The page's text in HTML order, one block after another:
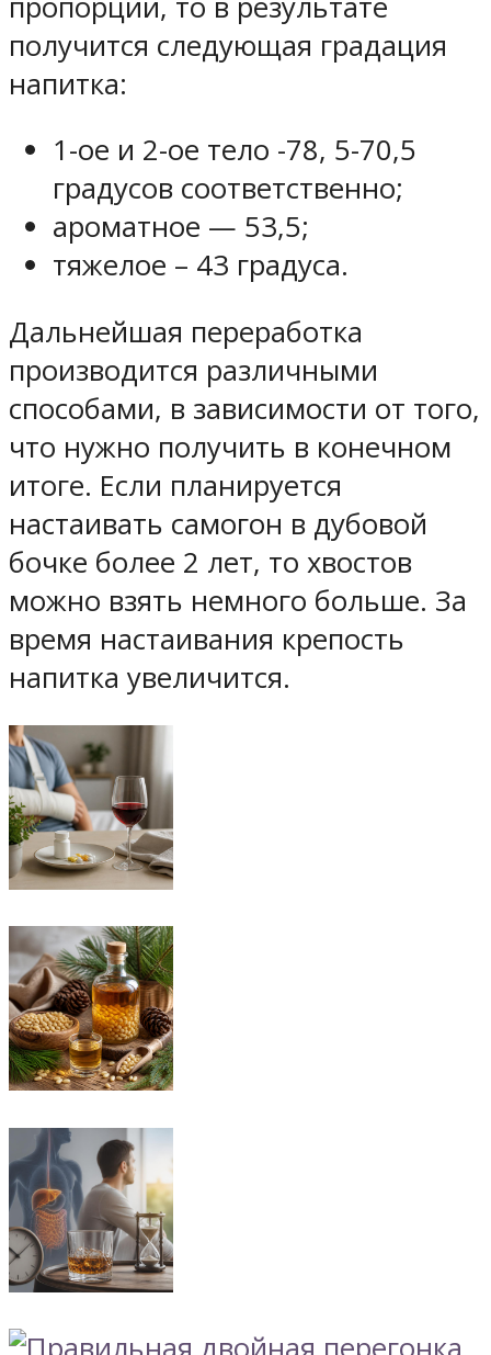
получится следующая градация
напитка:
1-ое и 2-ое тело -78, 5-70,5
градусов соответственно;
ароматное — 53,5;
тяжелое – 43 градуса.
Дальнейшая переработка
производится различными
способами, в зависимости от того,
что нужно получить в конечном
итоге. Если планируется
настаивать самогон в дубовой
бочке более 2 лет, то хвостов
можно взять немного больше. За
время настаивания крепость
напитка увеличится.